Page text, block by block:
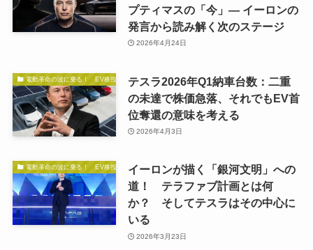
プティマスの「今」— イーロンの
発言から読み解く次のステージ
2026年4月24日
電動革命の波に乗る！ EV株投資の秘訣テスラ2026年Q1納車台数：二重
の未達で株価急落、それでもEV首
位奪還の意味を考える
2026年4月3日
電動革命の波に乗る！ EV株投資の秘訣イーロンが描く「銀河文明」への
道！ テラファブ計画とは何
か？ そしてテスラはその中心に
いる
2026年3月23日